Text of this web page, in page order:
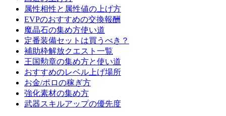
属性相性と属性値の上げ方
EVPのおすすめの交換報酬
魔晶石の集め方使い道
定番装備セットは買うべき？
補助枠解放クエスト一覧
王国勲章の集め方と使い道
おすすめのレベル上げ場所
お金/ポロの稼ぎ方
強化素材の集め方
武器スキルアップの優先度